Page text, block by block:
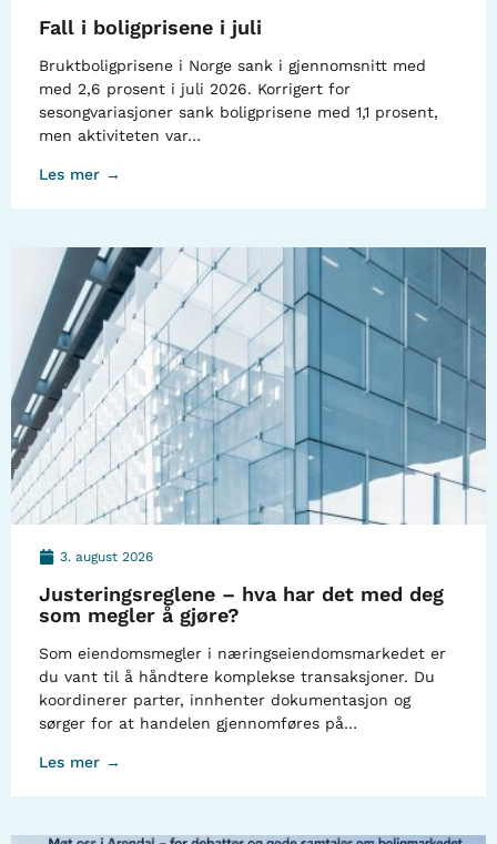
Fall i boligprisene i juli
Bruktboligprisene i Norge sank i gjennomsnitt med
med 2,6 prosent i juli 2026. Korrigert for
sesongvariasjoner sank boligprisene med 1,1 prosent,
men aktiviteten var…
Les mer →
3. august 2026
Justeringsreglene – hva har det med deg
som megler å gjøre?
Som eiendomsmegler i næringseiendomsmarkedet er
du vant til å håndtere komplekse transaksjoner. Du
koordinerer parter, innhenter dokumentasjon og
sørger for at handelen gjennomføres på…
Les mer →